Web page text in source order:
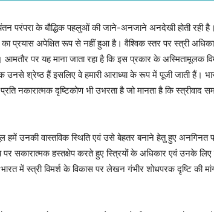
चिंतन परंपरा के बौद्धिक पहलुओं की जाने-अनजाने अनदेखी होती
प्रयास अपेक्षित रूप से नहीं हुआ है। वैश्विक स्तर पर स्त्री
पर यह माना जाता रहा है कि इस प्रकार के अस्मितामूलक
उनसे श्रेष्ठ हैं इसलिए वे हमारी आराध्या के रूप में पूजी जाती हैं।
नकारात्मक दृष्टिकोण भी उभरता है जो मानता है कि स्त्रीवाद
हमें उनकी वास्तविक स्थिति एवं उसे बेहतर बनाने हेतु हुए अनगिनत
सकारात्मक हस्तक्षेप करते हुए स्त्रियों के अधिकार एवं उनके
भारत में स्त्री विमर्श के विकास पर लेखन गंभीर शोधपरक दृष्टि की